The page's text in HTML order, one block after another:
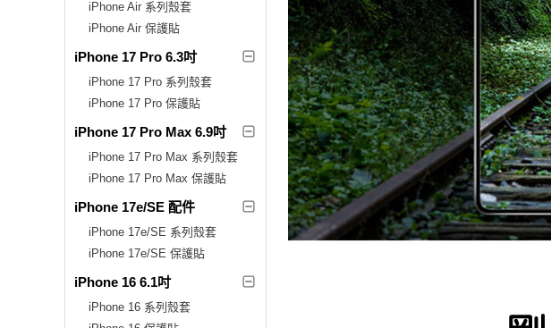
iPhone Air 系列殼套
iPhone Air 保護貼
iPhone 17 Pro 6.3吋
iPhone 17 Pro 系列殼套
iPhone 17 Pro 保護貼
iPhone 17 Pro Max 6.9吋
iPhone 17 Pro Max 系列殼套
iPhone 17 Pro Max 保護貼
iPhone 17e/SE 配件
iPhone 17e/SE 系列殼套
iPhone 17e/SE 保護貼
iPhone 16 6.1吋
iPhone 16 系列殼套